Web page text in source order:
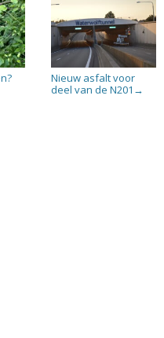
Nieuw asfalt voor
deel van de N201 →